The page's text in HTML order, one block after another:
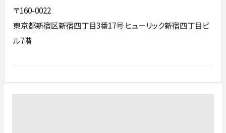
〒160-0022
東京都新宿区新宿四丁目3番17号 ヒューリック新宿四丁目ビ
ル7階